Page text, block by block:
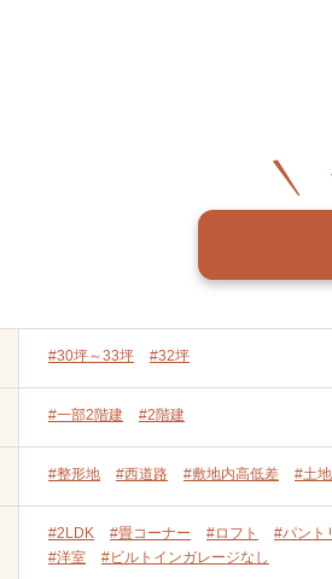
#30坪～33坪 #32坪
#一部2階建 #2階建
#整形地 #西道路 #敷地内高低差 #土
#2LDK #畳コーナー #ロフト #パント
#洋室
#ビルトインガレージなし